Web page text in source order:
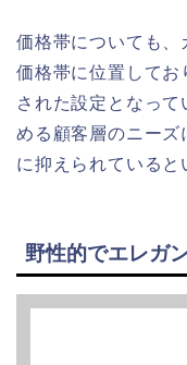
価格帯についても、
価格帯に位置してお
された設定となっ
める顧客層のニーズ
に抑えられていると
野性的でエレガ